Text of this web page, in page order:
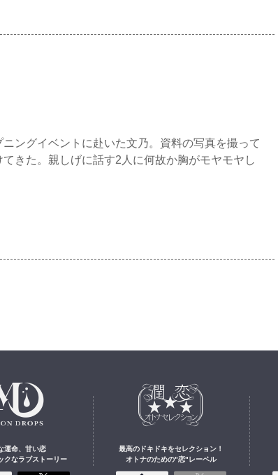
ングイベントに赴いた文乃。資料の写真を撮って
きた。親しげに話す2人に何故か胸がモヤモヤし
運命、甘い恋
クなラブストーリー
最高のドキドキをセレクション！
オトナのための"恋"レーベル